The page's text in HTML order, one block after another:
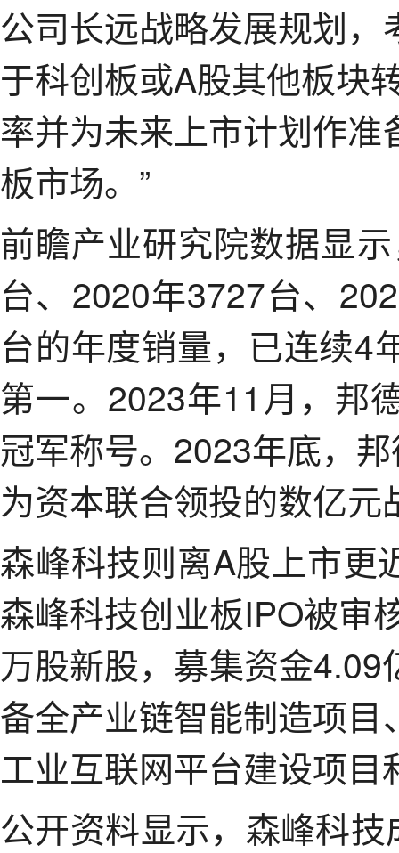
公司长远战略发展规划
于科创板或A股其他板块
率并为未来上市计划作
板市场。”
前瞻产业研究院数据显
台、2020年3727台、
台的年度销量，已连续4
第一。2023年11月，邦
冠军称号。2023年底，
为资本联合领投的数亿元
森峰科技则离A股上市更
森峰科技创业板IPO被审
万股新股，募集资金
备全产业链智能制造项
工业互联网平台建设项目
公开资料显示，森峰科